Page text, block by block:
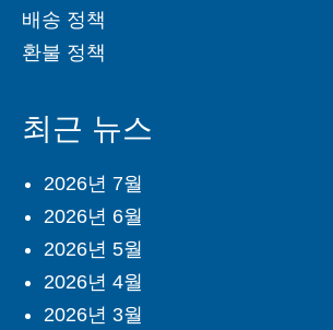
배송 정책
환불 정책
최근 뉴스
2026년 7월
2026년 6월
2026년 5월
2026년 4월
2026년 3월